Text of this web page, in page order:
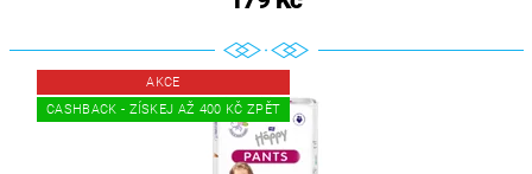
AKCE
CASHBACK - ZÍSKEJ AŽ 400 KČ ZPĚT